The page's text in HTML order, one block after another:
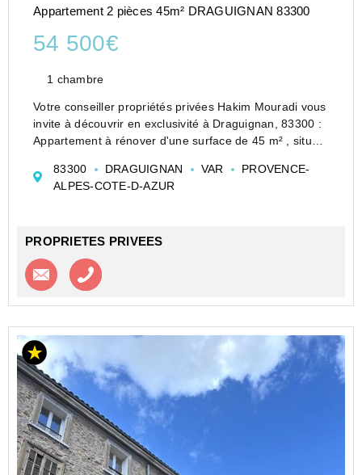
Appartement 2 pièces 45m² DRAGUIGNAN 83300
54 500€
1 chambre
Votre conseiller propriétés privées Hakim Mouradi vous
invite à découvrir en exclusivité à Draguignan, 83300 :
Appartement à rénover d'une surface de 45 m² , situé
Au 3eme étage de l'immeuble, l'appartement se com...
83300 DRAGUIGNAN VAR
PROVENCE-
ALPES-COTE-D-AZUR
PROPRIETES PRIVEES
Contacter l'agence